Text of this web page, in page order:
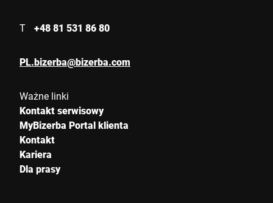
T +48 81 531 86 80
PL.bizerba@bizerba.com
Ważne linki
Kontakt serwisowy
MyBizerba Portal klienta
Kontakt
Kariera
Dla prasy